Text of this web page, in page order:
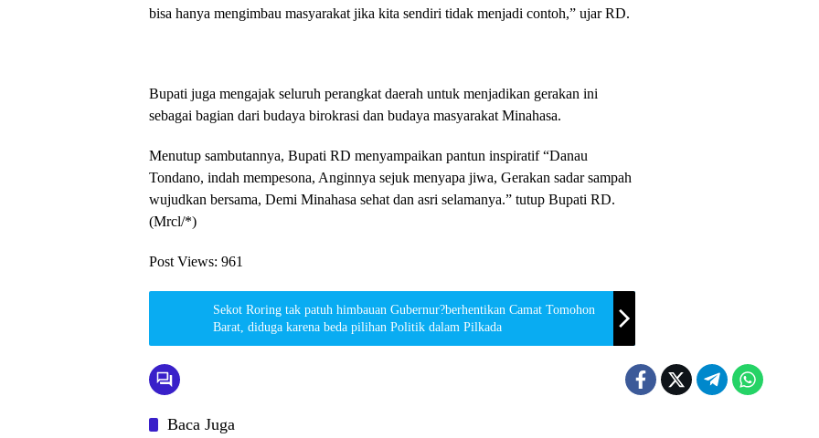
bisa hanya mengimbau masyarakat jika kita sendiri tidak menjadi contoh,” ujar RD.
Bupati juga mengajak seluruh perangkat daerah untuk menjadikan gerakan ini
sebagai bagian dari budaya birokrasi dan budaya masyarakat Minahasa.
Menutup sambutannya, Bupati RD menyampaikan pantun inspiratif “Danau
Tondano, indah mempesona, Anginnya sejuk menyapa jiwa, Gerakan sadar sampah
wujudkan bersama, Demi Minahasa sehat dan asri selamanya.” tutup Bupati RD.
(Mrcl/*)
Post Views: 961
Sekot Roring tak patuh himbauan Gubernur?berhentikan Camat Tomohon
Barat, diduga karena beda pilihan Politik dalam Pilkada
Baca Juga
Bitung